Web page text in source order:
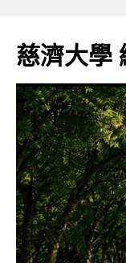
主
要
容
慈濟大學